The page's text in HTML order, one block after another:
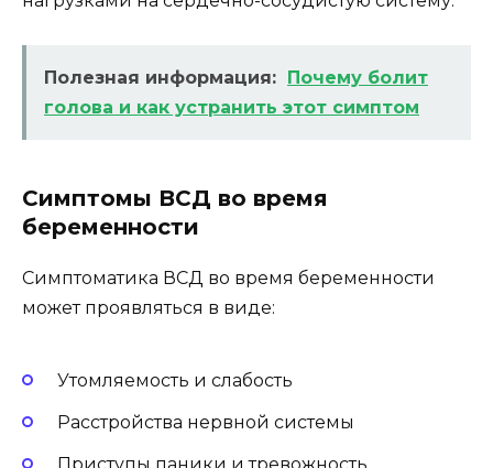
Полезная информация:
Почему болит
голова и как устранить этот симптом
Симптомы ВСД во время
беременности
Симптоматика ВСД во время беременности
может проявляться в виде:
Утомляемость и слабость
Расстройства нервной системы